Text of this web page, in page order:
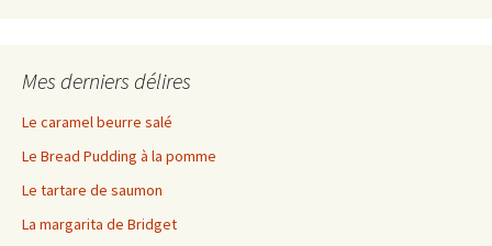
Mes derniers délires
Le caramel beurre salé
Le Bread Pudding à la pomme
Le tartare de saumon
La margarita de Bridget